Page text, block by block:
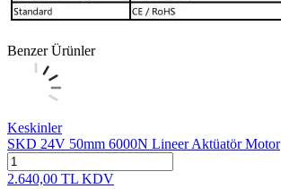
Benzer Ürünler
Keskinler
SKD 24V 50mm 6000N Lineer Aktüatör Motor
2.640,00 TL KDV